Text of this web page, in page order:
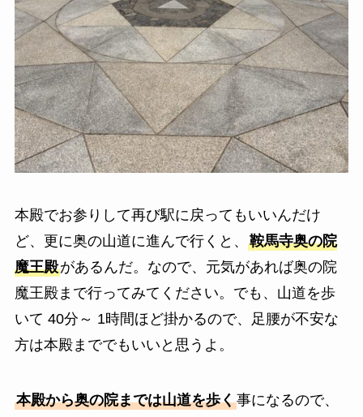
本殿でお参りして再び駅に戻ってもいいんだけ
ど、更に奥の山道に進んで行くと、 鞍馬寺奥の院
魔王殿があるんだ。なので、元気があれば奥の院
魔王殿まで行ってみてください。でも、山道を歩
いて 40分～ 1時間ほど掛かるので、足腰が不安な
方は本殿まででもいいと思うよ。
本殿から奥の院までは山道を歩く事になるので、